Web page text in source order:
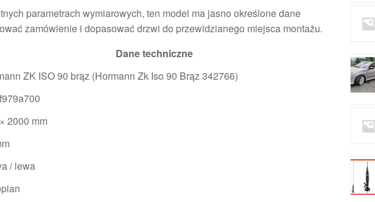
parametrach wymiarowych, ten model ma jasno określone dane
zamówienie i dopasować drzwi do przewidzianego miejsca montażu.
Dane techniczne
ZK ISO 90 brąz (Hormann Zk Iso 90 Brąz 342766)
2000 mm
/ lewa